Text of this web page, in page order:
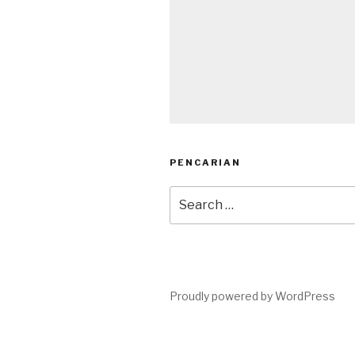
PENCARIAN
for:
Proudly powered by WordPress